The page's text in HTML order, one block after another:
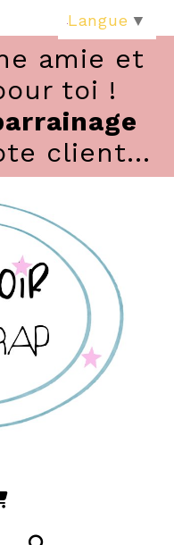
amie et
toi !
client...
Langue ▼